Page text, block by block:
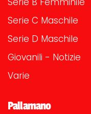
Serie C Maschile
Serie D Maschile
Giovanili - Notizie
Varie
Pallamano